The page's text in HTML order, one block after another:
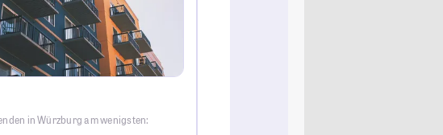
in Würzburg am wenigsten: